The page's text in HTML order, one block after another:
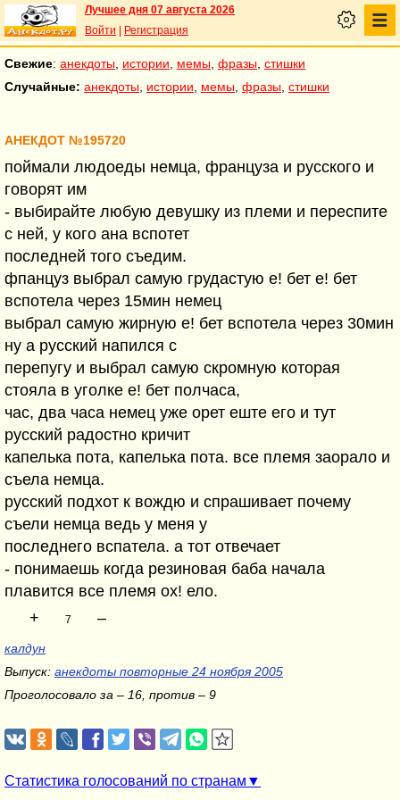
Лучшее дня 07 августа 2026
Войти
Регистрация
Свежие: анекдоты истории мемы фразы стишки
Случайные: анекдоты истории мемы фразы стишки
АНЕКДОТ №195720
поймали людоеды немца, француза и русского и
говорят им
- выбирайте любую девушку из племи и переспите
с ней, у кого ана вспотет
последней того съедим.
фпанцуз выбрал самую грудастую е! бет е! бет
вспотела через 15мин немец
выбрал самую жирную е! бет вспотела через 30мин
ну а русский напился с
перепугу и выбрал самую скромную которая
стояла в уголке е! бет полчаса,
час, два часа немец уже орет еште его и тут
русский радостно кричит
капелька пота, капелька пота. все племя заорало и
съела немца.
русский подхот к вождю и спрашивает почему
съели немца ведь у меня у
последнего вспатела. а тот отвечает
- понимаешь когда резиновая баба начала
плавится все племя ох! ело.
+
7 –
калдун
Выпуск: анекдоты повторные 24 ноября 2005
Проголосовало за – 16, против – 9
Статистика голосований по странам